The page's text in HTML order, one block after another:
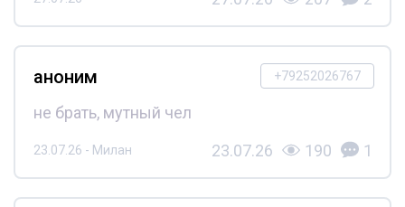
+79252026767
аноним
не брать, мутный чел
23.07.26 - Милан 23.07.26 190 1